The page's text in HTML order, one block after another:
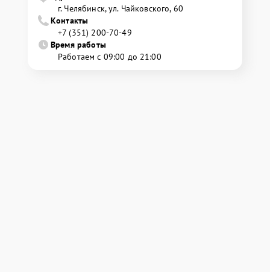
г. Челябинск, ул. Чайковского, 60
Контакты
+7 (351) 200-70-49
Время работы
Работаем с 09:00 до 21:00